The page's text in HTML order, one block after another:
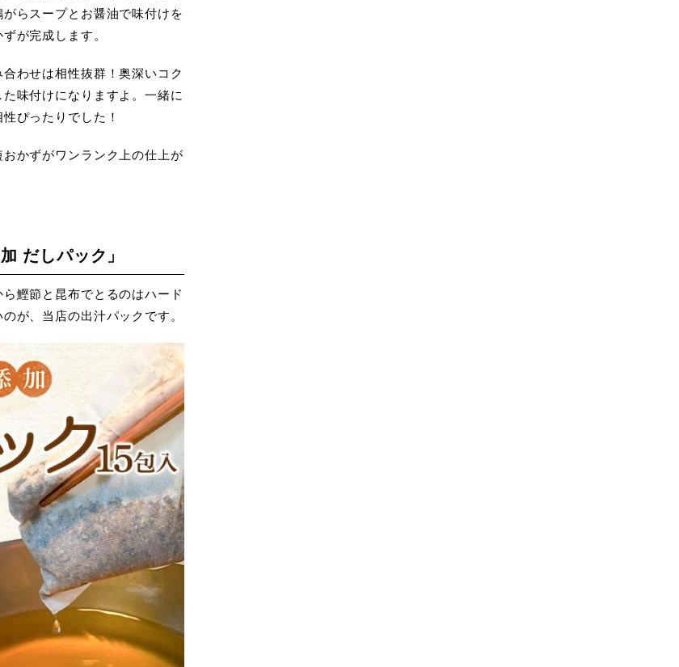
らスープとお醤油で味付けを
が完成します。
わせは相性抜群！奥深いコク
味付けになりますよ。一緒に
ぴったりでした！
かずがワンランク上の仕上が
だしパック」
鰹節と昆布でとるのはハード
が、当店の出汁パックです。